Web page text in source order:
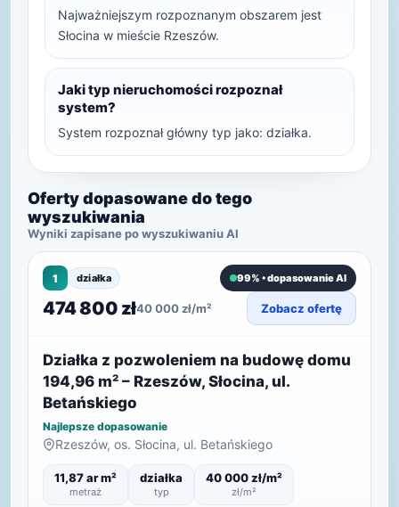
Najważniejszym rozpoznanym obszarem jest
Słocina w mieście Rzeszów.
Jaki typ nieruchomości rozpoznał
system?
System rozpoznał główny typ jako: działka.
Oferty dopasowane do tego
wyszukiwania
Wyniki zapisane po wyszukiwaniu AI
1 działka 99% • dopasowanie AI
474 800 zł40 000 zł/m² Zobacz ofertę
Działka z pozwoleniem na budowę domu
194,96 m² – Rzeszów, Słocina, ul.
Betańskiego
Najlepsze dopasowanie
Rzeszów, os. Słocina, ul. Betańskiego
11,87 ar m²
metraż
działka
typ
40 000 zł/m²
zł/m²